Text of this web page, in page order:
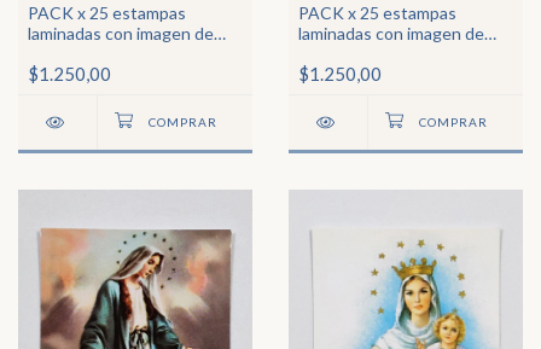
PACK x 25 estampas
laminadas con imagen de
$1.250,00
PACK x 25 estampas
laminadas con imagen de
$1.250,00